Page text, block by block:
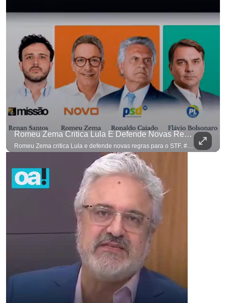
Romeu Zema Critica Lula E Defende Novas Regras Para O STF. #OAntagonista
Romeu Zema critica Lula e defende novas regras para o STF. #OAntagonista Se você busca informação com credibilidade, inscreva-se agora e ative o